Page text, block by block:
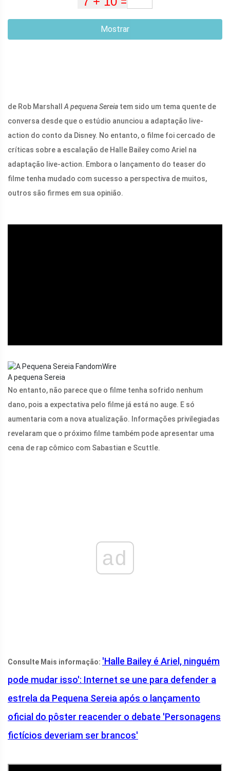
Mostrar
de Rob Marshall A pequena Sereia tem sido um tema quente de
conversa desde que o estúdio anunciou a adaptação live-
action do conto da Disney. No entanto, o filme foi cercado de
críticas sobre a escalação de Halle Bailey como Ariel na
adaptação live-action. Embora o lançamento do teaser do
filme tenha mudado com sucesso a perspectiva de muitos,
outros são firmes em sua opinião.
A pequena Sereia
No entanto, não parece que o filme tenha sofrido nenhum
dano, pois a expectativa pelo filme já está no auge. E só
aumentaria com a nova atualização. Informações privilegiadas
revelaram que o próximo filme também pode apresentar uma
cena de rap cômico com Sabastian e Scuttle.
ad
Consulte Mais informação: 'Halle Bailey é Ariel, ninguém
pode mudar isso': Internet se une para defender a
estrela da Pequena Sereia após o lançamento
oficial do pôster reacender o debate 'Personagens
fictícios deveriam ser brancos'